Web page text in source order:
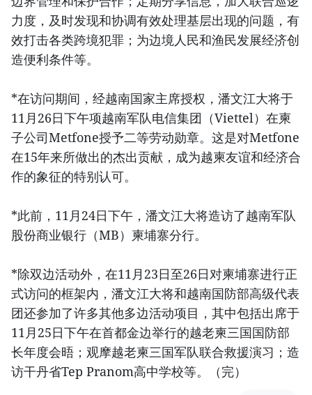
力度，及时发现和协调有效处理基层出现的问题，有
效打击各类跨境犯罪；为边境人民和渔民发展经济创
造便利条件等。
*在访问期间，经越南国家主席授权，潘文江大将于
11月26日下午项越南军队电信集团（Viettel）在柬
子公司Metfone授予二等劳动勋章。这是对Metfone
在15年来所做出的杰出贡献，成为越柬友谊和经济合
作的象征的特别认可。
*此前，11月24日下午，潘文江大将造访了越南军队
股份商业银行（MB）柬埔寨分行。
*除双边活动外，在11月23日至26日对柬埔寨进行正
式访问的框架内，潘文江大将和越南国防部高级代表
团还参加了许多其他多边活动项目，其中包括出席于
11月25日下午在首都金边举行的越老柬三国国防部
长年度会晤；观摩越老柬三国军队联合救援演习；造
访干丹省Tep Pranom高中学校等。（完）